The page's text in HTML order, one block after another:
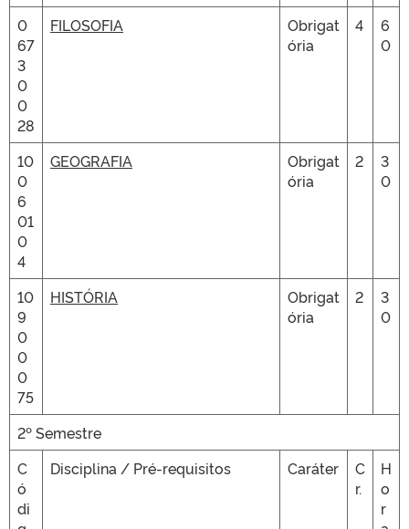
0
67
3
0
0
28
FILOSOFIA
Obrigat
ória
4
6
0
10
0
6
01
0
4
GEOGRAFIA
Obrigat
ória
2
3
0
10
9
0
0
0
75
HISTÓRIA
Obrigat
ória
2
3
0
2º Semestre
C
ó
di
Disciplina / Pré-requisitos Caráter
C
r.
H
o
r